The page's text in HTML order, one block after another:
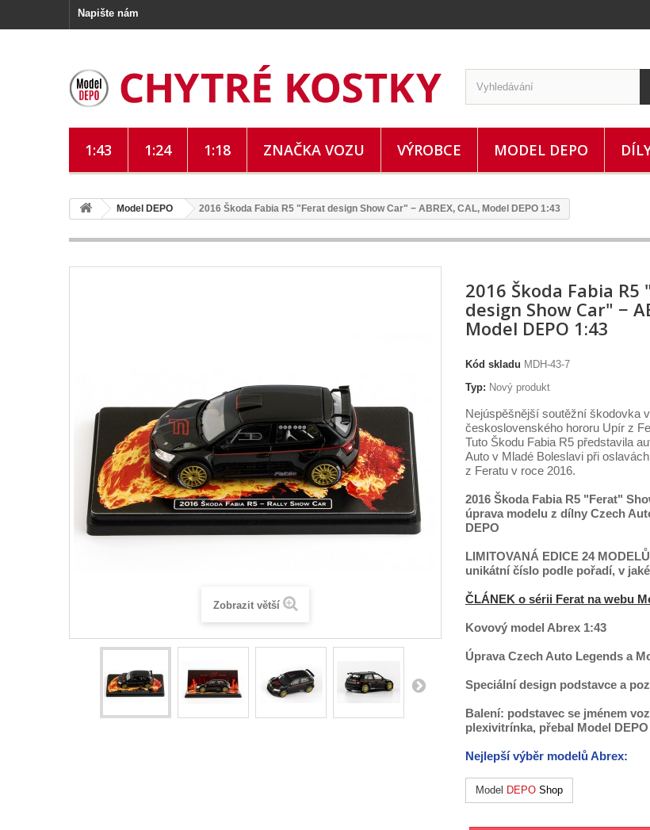
Napište nám
1:43 1:24 1:18 ZNAČKA VOZU VÝROBCE MODEL DEPO
Model DEPO 2016 Škoda Fabia R5 "Ferat design Show Car" − ABREX, CAL, Model DEPO 1:43
Zobrazit větší
2016 Škoda Fabia R5
design Show Car" −
Model DEPO 1:43
Kód skladu MDH-43-7
Typ: Nový produkt
Nejúspěšnější soutěžní škodovka
československého hororu Upír z
Tuto Škodu Fabia R5 představila
Auto v Mladé Boleslavi při
z Feratu v roce 2016.
2016 Škoda Fabia R5 "Ferat"
úprava modelu z dílny Czech
DEPO
LIMITOVANÁ EDICE 24
unikátní číslo podle pořadí, v
ČLÁNEK o sérii Ferat na webu
Kovový model Abrex 1:43
Úprava Czech Auto Legends a
Speciální design podstavce a
Balení: podstavec se jménem
plexivitrínka, přebal Model DEPO
Nejlepší výběr modelů Abrex:
Model DEPO Shop